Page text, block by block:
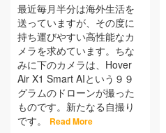
最近毎月半分は海外生活を
送っていますが、その度に
持ち運びやすい高性能なカ
メラを求めています。ちな
みに下のカメラは、Hover
Air X1 Smart AIという９９
グラムのドローンが撮った
ものです。新たなる自撮り
です。
Read More